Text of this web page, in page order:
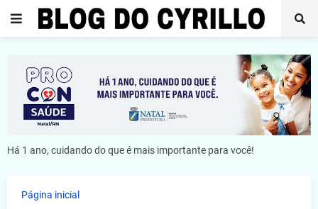
Há 1 ano, cuidando do que é mais importante para você!
Página inicial